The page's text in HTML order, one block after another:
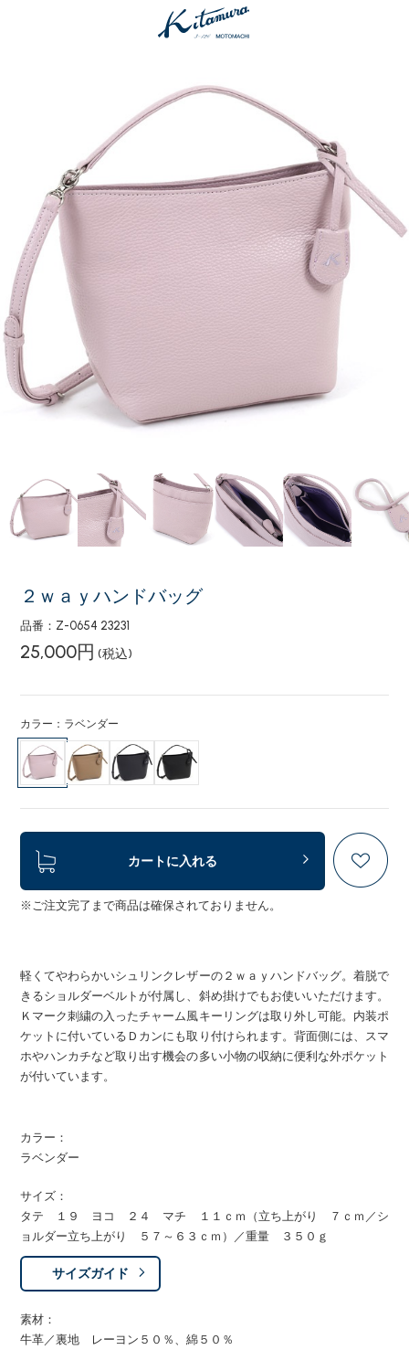
２ｗａｙハンドバッグ
品番：Z-0654 23231
25,000円 (税込)
カラー：ラベンダー
カートに入れる
※ご注文完了まで商品は確保されておりません。
軽くてやわらかいシュリンクレザーの２ｗａｙハンドバッグ。着脱で
きるショルダーベルトが付属し、斜め掛けでもお使いいただけます。
Ｋマーク刺繍の入ったチャーム風キーリングは取り外し可能。内装ポ
ケットに付いているＤカンにも取り付けられます。背面側には、スマ
ホやハンカチなど取り出す機会の多い小物の収納に便利な外ポケット
が付いています。
カラー：
ラベンダー
サイズ：
タテ １９ ヨコ ２４ マチ １１ｃｍ（立ち上がり ７ｃｍ／シ
ョルダー立ち上がり ５７～６３ｃｍ）／重量 ３５０ｇ
サイズガイド
素材：
牛革／裏地 レーヨン５０％、綿５０％